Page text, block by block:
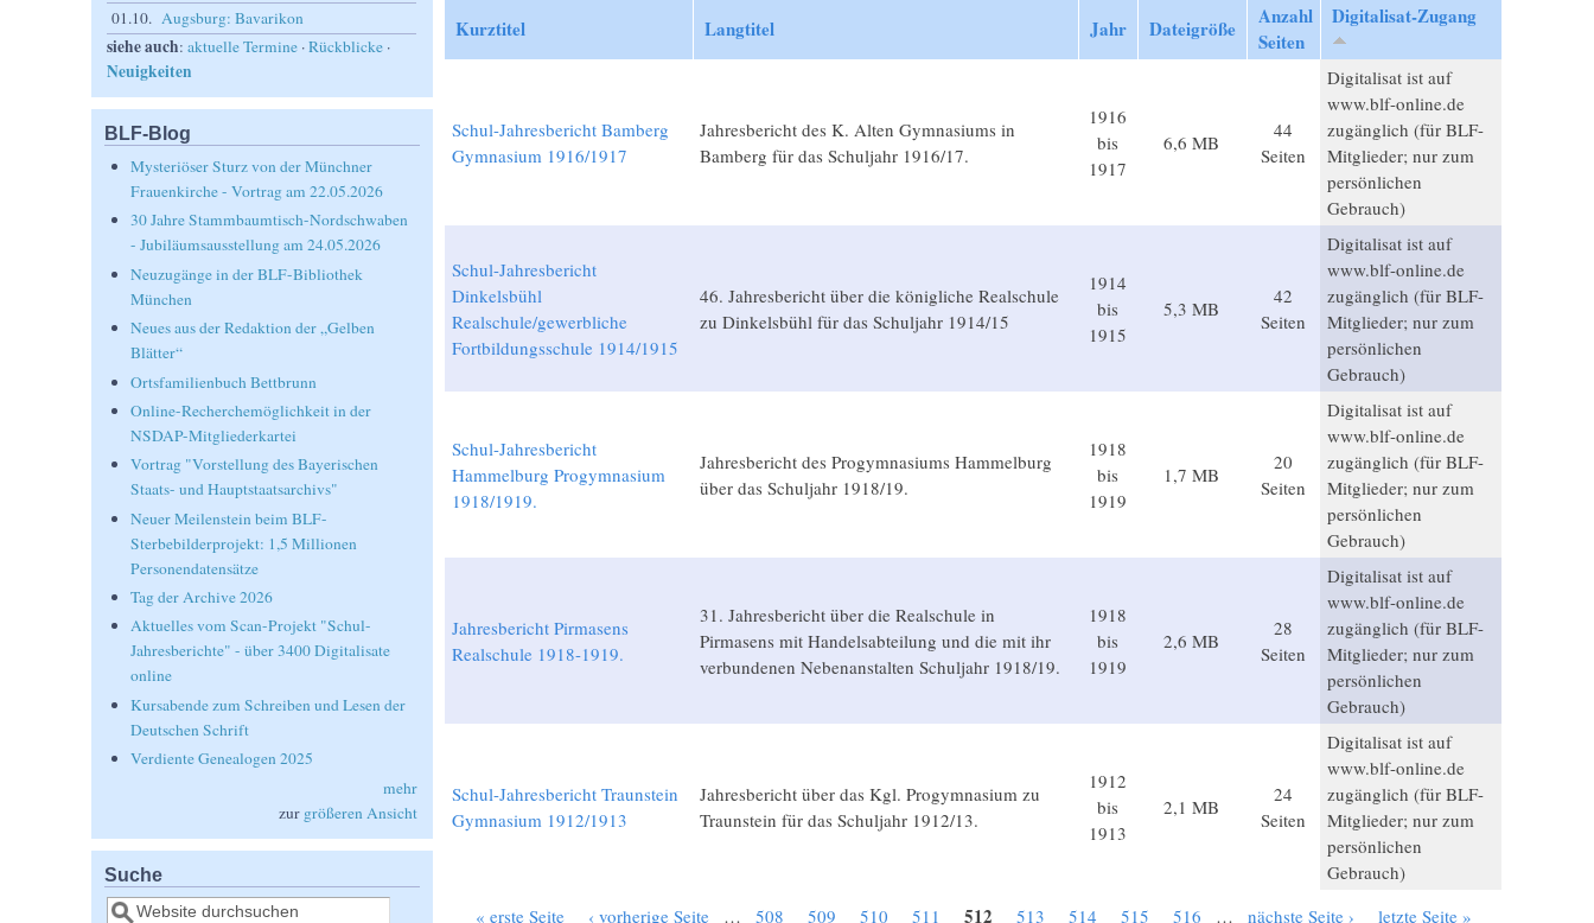
Kurztitel Langtitel Jahr Dateigröße
Anzahl
Seiten
Digitalisat-Zugang
Schul-Jahresbericht Bamberg
Gymnasium 1916/1917
Jahresbericht des K. Alten Gymnasiums in
Bamberg für das Schuljahr 1916/17.
1916
bis
1917
6,6 MB
44
Seiten
Digitalisat ist auf
www.blf-online.de
zugänglich (für BLF-
Mitglieder; nur zum
persönlichen
Gebrauch)
Schul-Jahresbericht
Dinkelsbühl
Realschule/gewerbliche
Fortbildungsschule 1914/1915
46. Jahresbericht über die königliche Realschule
zu Dinkelsbühl für das Schuljahr 1914/15
1914
bis
1915
5,3 MB
42
Seiten
Digitalisat ist auf
www.blf-online.de
zugänglich (für BLF-
Mitglieder; nur zum
persönlichen
Gebrauch)
Schul-Jahresbericht
Hammelburg Progymnasium
1918/1919.
Jahresbericht des Progymnasiums Hammelburg
über das Schuljahr 1918/19.
1918
bis
1919
1,7 MB
20
Seiten
Digitalisat ist auf
www.blf-online.de
zugänglich (für BLF-
Mitglieder; nur zum
persönlichen
Gebrauch)
Jahresbericht Pirmasens
Realschule 1918-1919.
31. Jahresbericht über die Realschule in
Pirmasens mit Handelsabteilung und die mit ihr
verbundenen Nebenanstalten Schuljahr 1918/19.
1918
bis
1919
2,6 MB
28
Seiten
Digitalisat ist auf
www.blf-online.de
zugänglich (für BLF-
Mitglieder; nur zum
persönlichen
Gebrauch)
Schul-Jahresbericht Traunstein
Gymnasium 1912/1913
Jahresbericht über das Kgl. Progymnasium zu
Traunstein für das Schuljahr 1912/13.
1912
bis
1913
2,1 MB
24
Seiten
Digitalisat ist auf
www.blf-online.de
zugänglich (für BLF-
Mitglieder; nur zum
persönlichen
Gebrauch)
« erste Seite ‹ vorherige Seite … 508 509 510 511 512 513 514 515 516 … nächste Seite › letzte Seite »
01.10. Augsburg: Bavarikon
siehe auch:aktuelle Termine ·Rückblicke ·
Neuigkeiten
BLF-Blog
Mysteriöser Sturz von der Münchner
Frauenkirche - Vortrag am 22.05.2026
30 Jahre Stammbaumtisch-Nordschwaben
- Jubiläumsausstellung am 24.05.2026
Neuzugänge in der BLF-Bibliothek
München
Neues aus der Redaktion der „Gelben
Blätter“
Ortsfamilienbuch Bettbrunn
Online-Recherchemöglichkeit in der
NSDAP-Mitgliederkartei
Vortrag "Vorstellung des Bayerischen
Staats- und Hauptstaatsarchivs"
Neuer Meilenstein beim BLF-
Sterbebilderprojekt: 1,5 Millionen
Personendatensätze
Tag der Archive 2026
Aktuelles vom Scan-Projekt "Schul-
Jahresberichte" - über 3400 Digitalisate
online
Kursabende zum Schreiben und Lesen der
Deutschen Schrift
Verdiente Genealogen 2025
mehr
zur größeren Ansicht
Suche
Suche